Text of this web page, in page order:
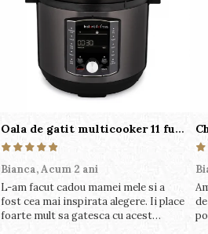
Oala de gatit multicooker 11 functii Instant Pot Pro Crisp 8 + Air Fryer 7.6 lt
Bianca,Acum 2 ani
L-am facut cadou mamei mele si a
fost cea mai inspirata alegere. Ii place
foarte mult sa gatesca cu acest